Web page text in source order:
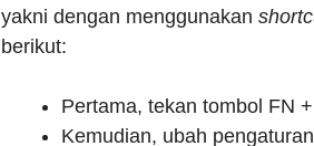
yakni dengan menggunakan
berikut:
Pertama, tekan tombol FN
Kemudian, ubah